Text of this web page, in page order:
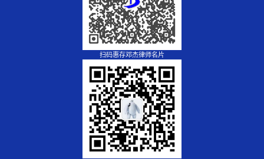
扫码惠存邓杰律师名片